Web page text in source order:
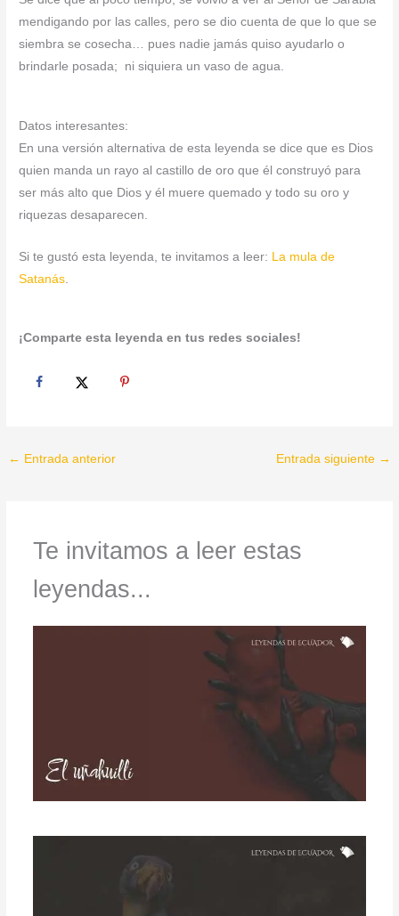
mendigando por las calles, pero se dio cuenta de que lo que se
siembra se cosecha… pues nadie jamás quiso ayudarlo o
brindarle posada; ni siquiera un vaso de agua.
Datos interesantes:
En una versión alternativa de esta leyenda se dice que es Dios
quien manda un rayo al castillo de oro que él construyó para
ser más alto que Dios y él muere quemado y todo su oro y
riquezas desaparecen.
Si te gustó esta leyenda, te invitamos a leer: La mula de
Satanás
¡Comparte esta leyenda en tus redes sociales!
← Entrada anterior Entrada siguiente →
Te invitamos a leer estas
leyendas...